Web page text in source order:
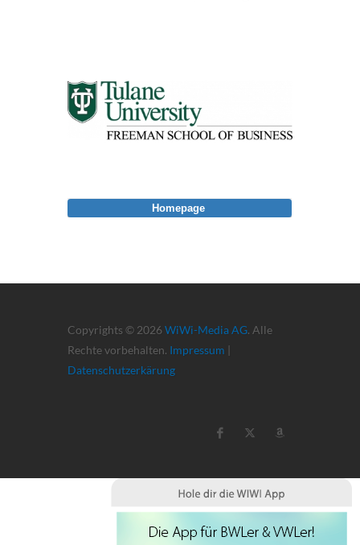
Copyrights © 2026 WiWi-Media AG. Alle
Rechte vorbehalten. Impressum |
Datenschutzerkärung
Homepage